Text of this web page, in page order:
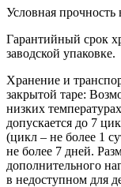
Условная
Гарантийный срок
заводской упаковке.
Хранение и
закрытой таре:
низких
допускается до 7
(цикл – не более 1
не более 7 дней.
дополнительного
в недоступном для